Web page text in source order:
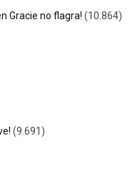
Gracie no flagra! (10.864)
(9.691)